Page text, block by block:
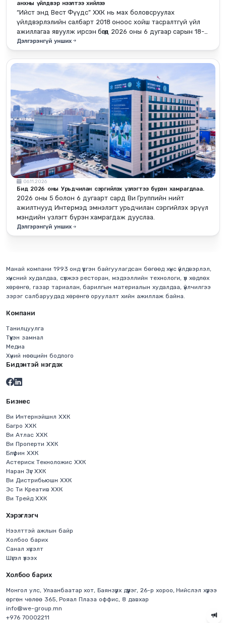
анхны үйлдвэр нээлтээ хийлээ
“Ийст энд Вест Фүүдс” ХХК нь мах боловсруулах
үйлдвэрлэлийн салбарт 2018 оноос хойш тасралтгүй үйл
ажиллагаа явуулж ирсэн бөгөөд 2026 оны 6 дугаар сарын 18-
ны өдөр GMP стандартын шаардлагыг бүрэн нэвтрүүлсэн
шинэ үйлдвэрээ албан ёсоор нээлээ.
Дэлгэрэнгүй унших
06.11.2026
Бид 2026 оны Урьдчилан сэргийлэх үзлэгтээ бүрэн хамрагдлаа.
2026 оны 5 болон 6 дугаарт сард Ви Группийн нийт
ажилтнууд Интермэд эмнэлэгт урьдчилан сэргийлэх эрүүл
мэндийн үзлэгт бүрэн хамрагдаж дууслаа.
Дэлгэрэнгүй унших
Манай компани 1993 онд үүсгэн байгуулагдсан бөгөөд хүнс үйлдвэрлэл,
хүнсний худалдаа, сүлжээ ресторан, мэдээллийн технологи, үл хөдлөх
хөрөнгө, газар тариалан, барилгын материалын худалдаа, үйлчилгээ
зэрэг салбаруудад хөрөнгө оруулалт хийн ажиллаж байна.
Компани
Танилцуулга
Түүхэн замнал
Медиа
Хүний нөөцийн бодлого
Бидэнтэй нэгдэх
Бизнес
Ви Интернэйшнл ХХК
Багро ХХК
Ви Атлас ХХК
Ви Проперти ХХК
Блүфин ХХК
Астериск Текноложис ХХК
Наран Зүг ХХК
Ви Дистрибьюшн ХХК
Эс Ти Креатив ХХК
Ви Трейд ХХК
Хэрэглэгч
Нээлттэй ажлын байр
Холбоо барих
Санал хүсэлт
Шүгэл үлээх
Холбоо барих
Монгол улс, Улаанбаатар хот, Баянзүрх дүүрэг, 26-р хороо, Нийслэл хүрээ
өргөн чөлөө 365, Рояал Плаза оффис, 8 давхар
info@we-group.mn
+976 70002211